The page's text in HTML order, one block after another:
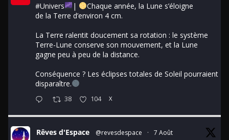
#Univers |
Chaque année, la Lune s’éloigne
de la Terre d’environ 4 cm.
La Terre ralentit doucement sa rotation : le système
Terre-Lune conserve son mouvement, et la Lune
gagne peu à peu de la distance.
Conséquence ? Les éclipses totales de Soleil pourraient
disparaître.
38 104 X
Rêves d'Espace @revesdespace · 7 Août